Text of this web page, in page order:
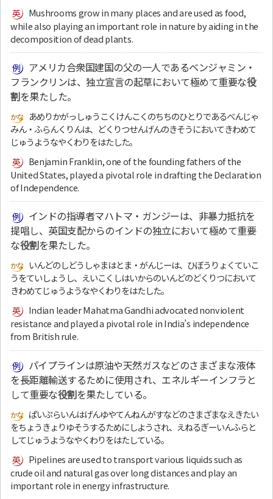
Mushrooms grow in many places and are used as food,
while also playing an important role in nature by aiding in the
decomposition of dead plants.
アメリカ合衆国建国の父の一人であるベンジャミン・
フランクリンは、独立宣言の起草において極めて重要な役
割を果たした。
あめりかがっしゅうこくけんこくのちちのひとりであるべんじゃ
みん・ふらんくりんは、どくりつせんげんのきそうにおいてきわめて
じゅうようなやくわりをはたした。
Benjamin Franklin, one of the founding fathers of the
United States, played a pivotal role in drafting the Declaration
of Independence.
インドの指導者マハトマ・ガンジーは、非暴力抵抗を
提唱し、英国支配からのインドの独立において極めて重要
な役割を果たした。
いんどのしどうしゃまはとま・がんじーは、ひぼうりょくていこ
うをていしょうし、えいこくしはいからのいんどのどくりつにおいて
きわめてじゅうようなやくわりをはたした。
Indian leader Mahatma Gandhi advocated nonviolent
resistance and played a pivotal role in India’s independence
from British rule.
パイプラインは原油や天然ガスなどのさまざまな液体
を長距離輸送するために使用され、エネルギーインフラと
して重要な役割を果たしている。
ぱいぷらいんはげんゆやてんねんがすなどのさまざまなえきたい
をちょうきょりゆそうするためにしようされ、えねるぎーいんふらと
してじゅうようなやくわりをはたしている。
Pipelines are used to transport various liquids such as
crude oil and natural gas over long distances and play an
important role in energy infrastructure.